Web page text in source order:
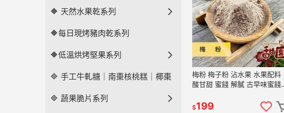
🔶 天然水果乾系列
🔶每日現烤豬肉乾系列
🔶低溫烘烤堅果系列
🔷 手工牛軋糖｜南棗核桃糕｜椰棗
🔷 蔬果脆片系列
梅粉 梅子粉 沾水果 水果配料
酸甘甜 蜜餞 解膩 古早味蜜餞
【甜園】
$199